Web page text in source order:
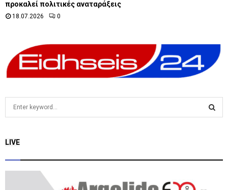
προκαλεί πολιτικές αναταράξεις
18.07.2026 0
cLIVE